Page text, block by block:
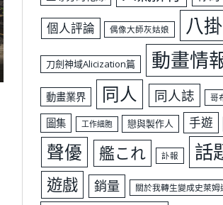
個人評論 偶像大師灰姑娘 八掛
刀劍神域Alicization篇 動畫情
動畫業界 同人 同人誌 哥
圖集 工作細胞 戀與製作人 手遊
聲優 艦これ 訃報 話
遊戲 銷量 關於我轉生變成史萊姆